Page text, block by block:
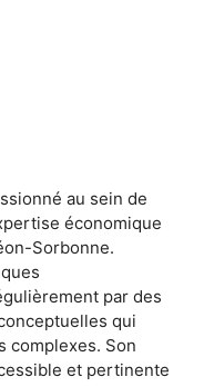
au sein de
économique
Sorbonne.
par des
qui
complexes. Son
et pertinente